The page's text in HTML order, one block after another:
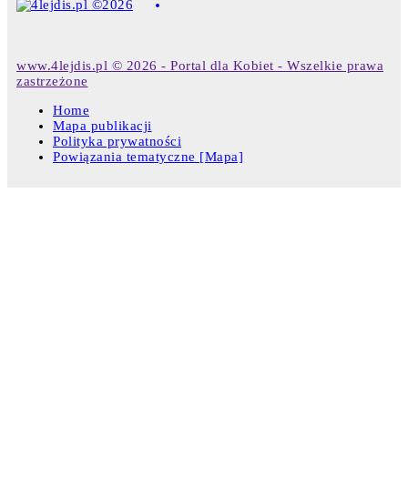
www.4lejdis.pl © 2026 - Portal dla Kobiet - Wszelkie prawa
zastrzeżone
Home
Mapa publikacji
Polityka prywatności
Powiązania tematyczne [Mapa]